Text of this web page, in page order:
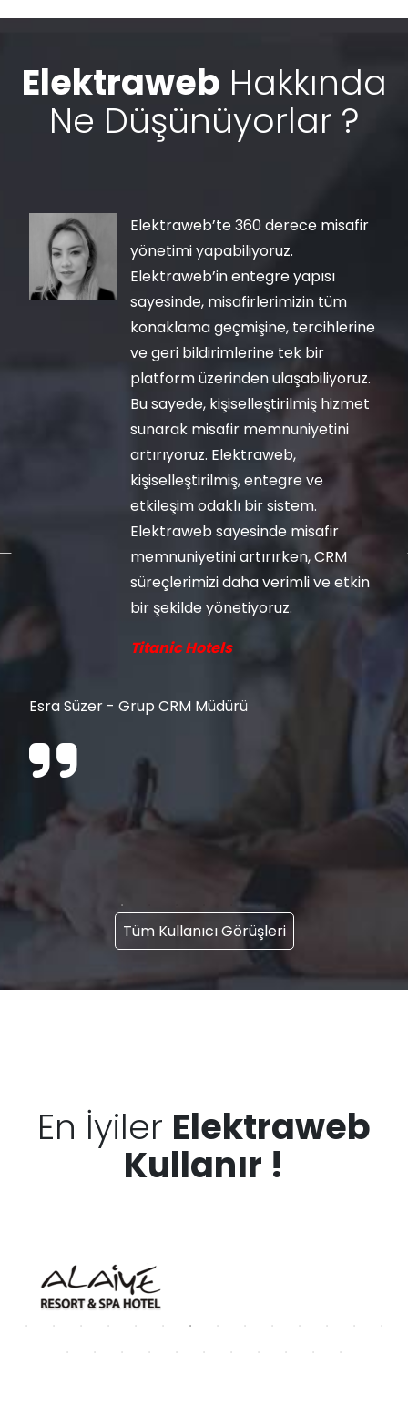
Elektraweb Hakkında
Ne Düşünüyorlar ?
Elektraweb’te 360 derece misafir
yönetimi yapabiliyoruz.
Elektraweb’in entegre yapısı
sayesinde, misafirlerimizin tüm
konaklama geçmişine, tercihlerine
ve geri bildirimlerine tek bir
platform üzerinden ulaşabiliyoruz.
Bu sayede, kişiselleştirilmiş hizmet
sunarak misafir memnuniyetini
artırıyoruz. Elektraweb,
kişiselleştirilmiş, entegre ve
etkileşim odaklı bir sistem.
Elektraweb sayesinde misafir
memnuniyetini artırırken, CRM
süreçlerimizi daha verimli ve etkin
bir şekilde yönetiyoruz.
Titanic Hotels
Esra Süzer - Grup CRM Müdürü
Tüm Kullanıcı Görüşleri
En İyiler Elektraweb
Kullanır !